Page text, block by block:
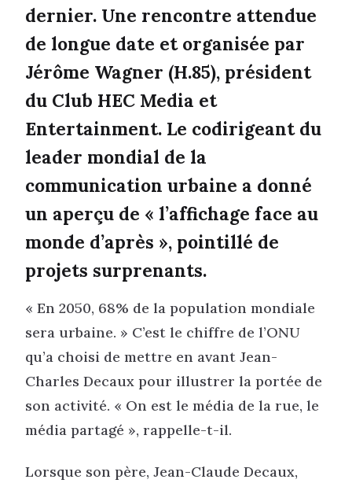
dernier. Une rencontre attendue
de longue date et organisée par
Jérôme Wagner (H.85), président
du Club HEC Media et
Entertainment. Le codirigeant du
leader mondial de la
communication urbaine a donné
un aperçu de « l’affichage face au
monde d’après », pointillé de
projets surprenants.
« En 2050, 68% de la population mondiale
sera urbaine. » C’est le chiffre de l’ONU
qu’a choisi de mettre en avant Jean-
Charles Decaux pour illustrer la portée de
son activité. « On est le média de la rue, le
média partagé », rappelle-t-il.
Lorsque son père, Jean-Claude Decaux,